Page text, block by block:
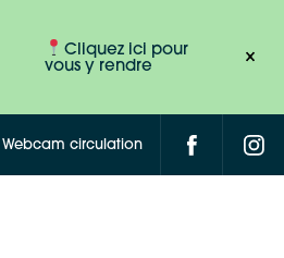
Cliquez ici pour
vous y rendre
Webcam circulation